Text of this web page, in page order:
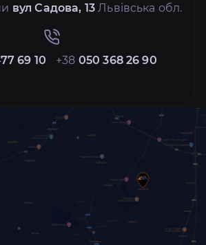
вул Садова, 13 Львівська обл.
69 10 +38 050 368 26 90